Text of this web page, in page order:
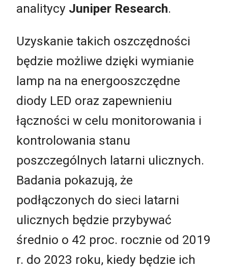
analitycy Juniper Research.
Uzyskanie takich oszczędności
będzie możliwe dzięki wymianie
lamp na na energooszczędne
diody LED oraz zapewnieniu
łączności w celu monitorowania i
kontrolowania stanu
poszczególnych latarni ulicznych.
Badania pokazują, że
podłączonych do sieci latarni
ulicznych będzie przybywać
średnio o 42 proc. rocznie od 2019
r. do 2023 roku, kiedy będzie ich